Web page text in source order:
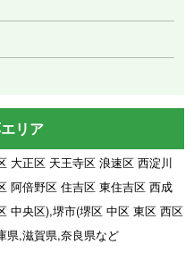
リア
大正区 天王寺区 浪速区 西淀川
阿倍野区 住吉区 東住吉区 西成
中央区),堺市(堺区 中区 東区 西区
県,滋賀県,奈良県など